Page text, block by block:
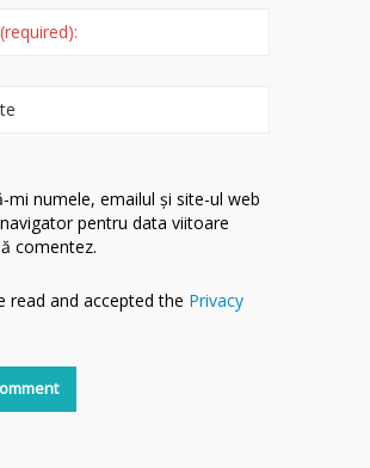
(required):
mi numele, emailul și site-ul web
pentru data viitoare
comentez.
read and accepted the Privacy